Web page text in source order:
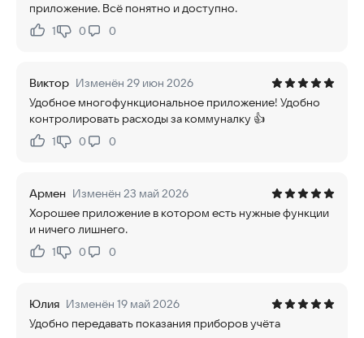
приложение. Всё понятно и доступно.
Нравится:
1Не нравится:
0 0
Виктор Изменён 29 июн 2026
Удобное многофункциональное приложение! Удобно
контролировать расходы за коммуналку 👍
Нравится:
1Не нравится:
0 0
Армен Изменён 23 май 2026
Хорошее приложение в котором есть нужные функции
и ничего лишнего.
Нравится:
1Не нравится:
0 0
Юлия Изменён 19 май 2026
Удобно передавать показания приборов учёта